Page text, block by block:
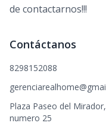
de contactarnos!!!
Contáctanos
8298152088
Plaza Paseo del
numero 25